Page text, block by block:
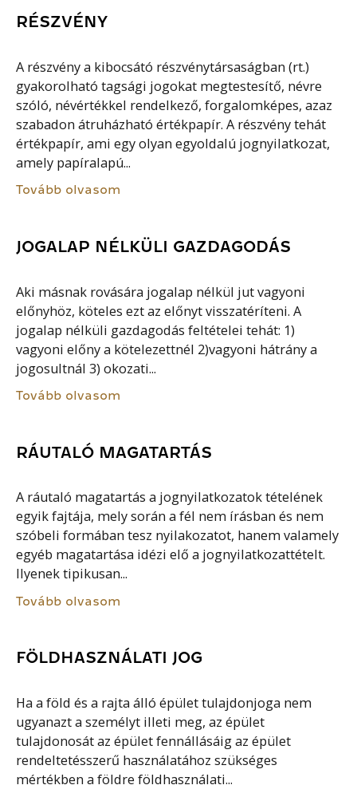
RÉSZVÉNY
A részvény a kibocsátó részvénytársaságban (rt.)
gyakorolható tagsági jogokat megtestesítő, névre
szóló, névértékkel rendelkező, forgalomképes, azaz
szabadon átruházható értékpapír. A részvény tehát
értékpapír, ami egy olyan egyoldalú jognyilatkozat,
amely papíralapú...
Tovább olvasom
JOGALAP NÉLKÜLI GAZDAGODÁS
Aki másnak rovására jogalap nélkül jut vagyoni
előnyhöz, köteles ezt az előnyt visszatéríteni. A
jogalap nélküli gazdagodás feltételei tehát: 1)
vagyoni előny a kötelezettnél 2)vagyoni hátrány a
jogosultnál 3) okozati...
Tovább olvasom
RÁUTALÓ MAGATARTÁS
A ráutaló magatartás a jognyilatkozatok tételének
egyik fajtája, mely során a fél nem írásban és nem
szóbeli formában tesz nyilakozatot, hanem valamely
egyéb magatartása idézi elő a jognyilatkozattételt.
Ilyenek tipikusan...
Tovább olvasom
FÖLDHASZNÁLATI JOG
Ha a föld és a rajta álló épület tulajdonjoga nem
ugyanazt a személyt illeti meg, az épület
tulajdonosát az épület fennállásáig az épület
rendeltetésszerű használatához szükséges
mértékben a földre földhasználati...